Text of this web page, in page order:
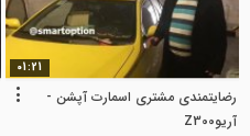
01:21
رضایتمندی مشتری اسمارت آپشن -
آریوZ300